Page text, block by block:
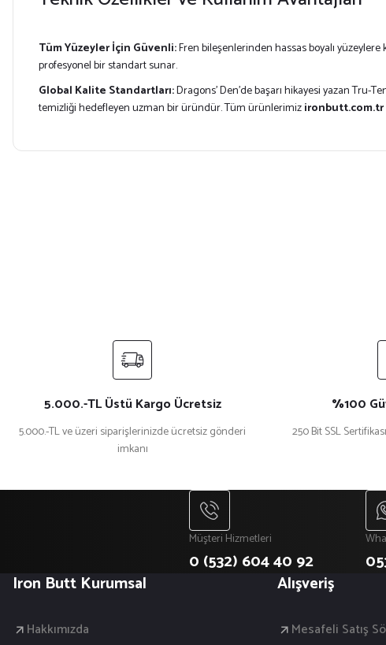
Tüm Yüzeyler İçin Güvenli:Fren bileşenlerinden hassas boyalı
profesyonel bir standart sunar.
Global Kalite Standartları:Dragons’ Den’de başarı hikayesi yazan Tru-
temizliği hedefleyen uzman bir üründür. Tüm ürünlerimizironbutt.com.tr
Bu ürüne benzer farklı alternatifler olmalı.
5.000.-TL Üstü Kargo Ücretsiz
5.000.-TL ve üzeri siparişlerinizde ücretsiz gönderi
imkanı
%100
250 Bit SSL
Müşteri Hizmetleri
0 (532) 604 40 92
Iron Butt Kurumsal
Hakkımızda
Alışveriş
Mesafeli Satış